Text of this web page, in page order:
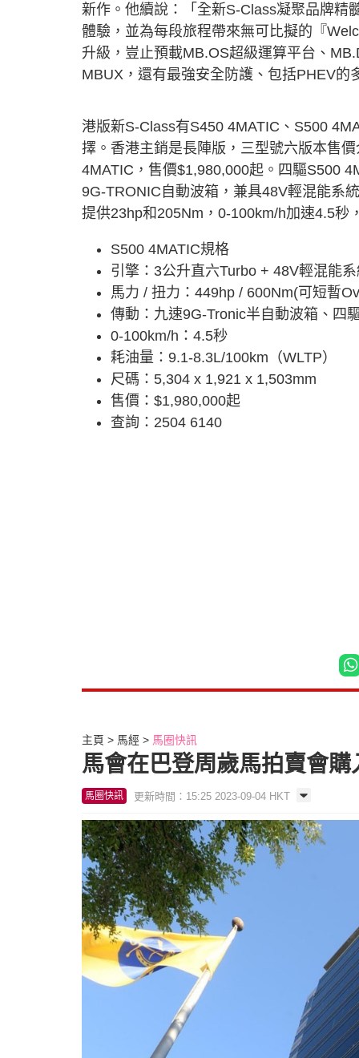
新作。他續說：「全新S-Class凝聚品牌精
體驗，並為每段旅程帶來無可比擬的『
升級，豈止預載MB.OS超級運算平台、
MBUX，還有最強安全防護、包括PHEV
港版新S-Class有S450 4MATIC、S500
擇。香港主銷是長陣版，三型號六版本售
4MATIC，售價$1,980,000起。四驅S500
9G-TRONIC自動波箱，兼具48V輕混能系
提供23hp和205Nm，0-100km/h加速4.5秒
S500 4MATIC規格
引擎：3公升直六Turbo + 48V輕混能
馬力 / 扭力：449hp / 600Nm(可短暫
傳動：九速9G-Tronic半自動波箱、四
0-100km/h：4.5秒
耗油量：9.1-8.3L/100km（WLTP）
尺碼：5,304 x 1,921 x 1,503mm
售價：$1,980,000起
查詢：2504 6140
主頁 馬經 馬圈快訊
馬會在巴登周歲馬拍賣會購
馬圈快訊 更新時間：15:25 2023-09-04 HKT